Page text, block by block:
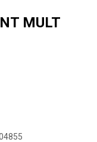
MULT